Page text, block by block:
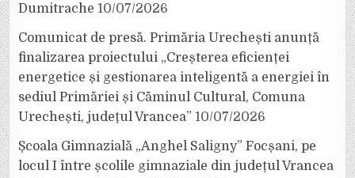
Dumitrache 10/07/2026
Comunicat de presă. Primăria Urechești anunță
finalizarea proiectului „Creșterea eficienței
energetice și gestionarea inteligentă a energiei în
sediul Primăriei și Căminul Cultural, Comuna
Urechești, județul Vrancea” 10/07/2026
Școala Gimnazială „Anghel Saligny” Focșani, pe
locul I între școlile gimnaziale din județul Vrancea